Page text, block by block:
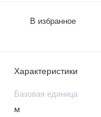
В избранное
Характеристики
Базовая единица
м